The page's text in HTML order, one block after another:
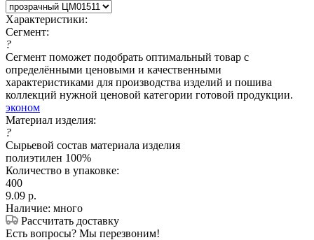
Характеристики:
Сегмент:
?
Сегмент поможет подобрать оптимальный товар с
определёнными ценовыми и качественными
характеристиками для производства изделий и пошива
коллекций нужной ценовой категории готовой продукции.
эконом
Материал изделия:
?
Сырьевой состав материала изделия
полиэтилен 100%
Количество в упаковке:
400
9.09 р.
Наличие: много
Рассчитать доставку
Есть вопросы? Мы перезвоним!